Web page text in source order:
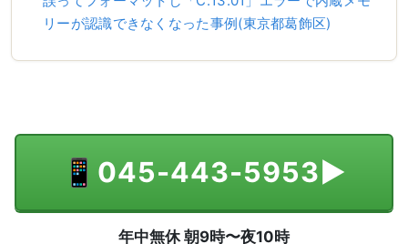
リーが認識できなくなった事例(東京都葛飾区)
📱 045-443-5953▶
年中無休 朝9時〜夜10時